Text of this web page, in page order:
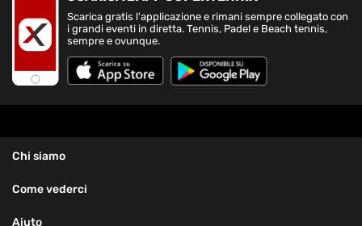
Scarica gratis l'applicazione e rimani sempre collegato con
i grandi eventi in diretta. Tennis, Padel e Beach tennis,
sempre e ovunque.
Chi siamo
Come vederci
Aiuto